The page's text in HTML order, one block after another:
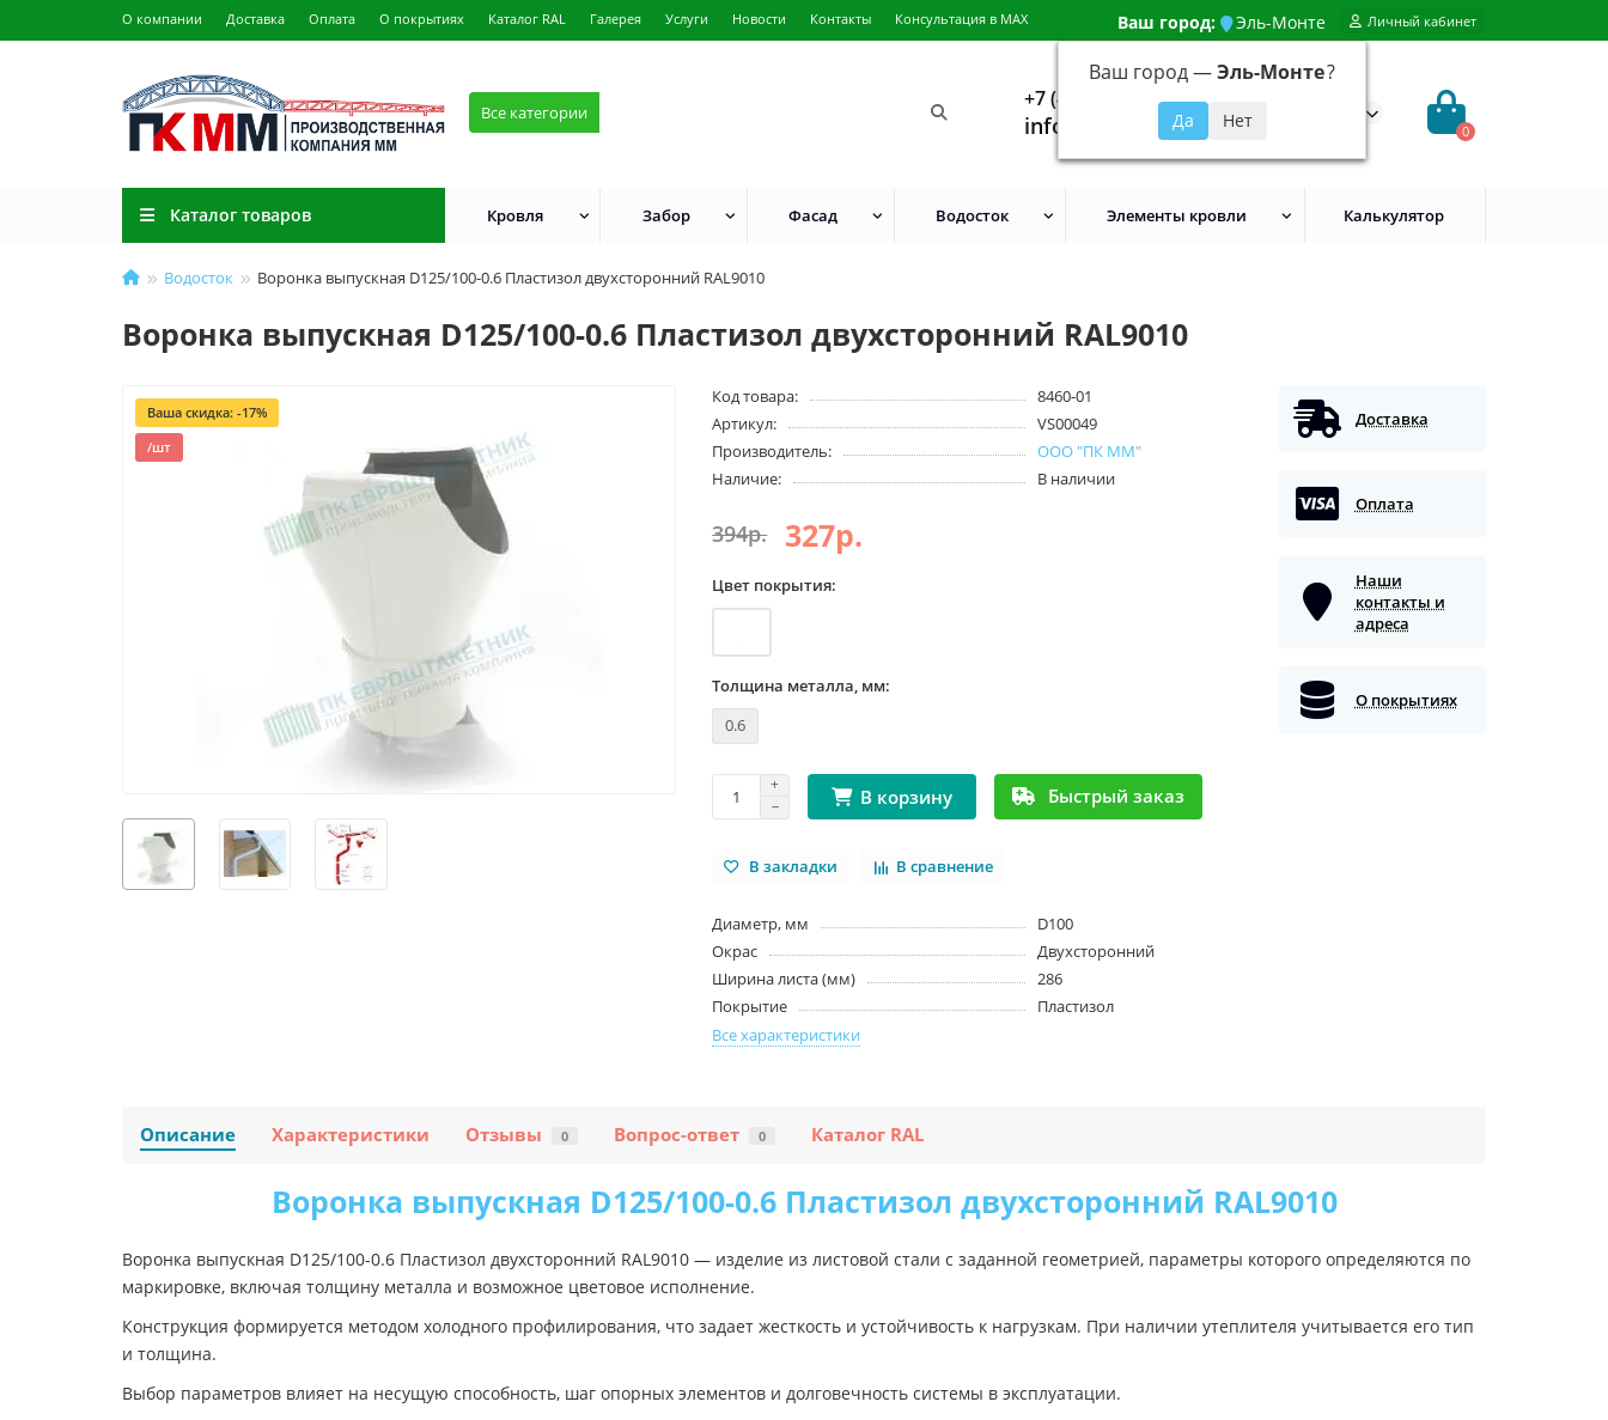
О компании Доставка Оплата О покрытиях Каталог RAL Галерея Услуги Новости Контакты Консультация в MAX Ваш город: Эль-Монте
Ваш город —Эль-Монте?
Личный кабинет
Все категории
+7 (499) 648-92-94
info@evroshtaketnikmoskva.ru 0
Каталог товаров Кровля Забор Фасад Водосток Элементы кровли Калькулятор
Водосток Воронка выпускная D125/100-0.6 Пластизол двухсторонний RAL9010
Воронка выпускная D125/100-0.6 Пластизол двухсторонний RAL9010
Ваша скидка: -17%
/шт
Код товара:
8460-01
Артикул:
VS00049
Производитель:
ООО "ПК ММ"
Наличие:
В наличии
394р. 327р.
Цвет покрытия:
Толщина металла, мм:
0.6
В корзину Быстрый заказ
В закладки В сравнение
Диаметр, мм
D100
Окрас
Двухсторонний
Ширина листа (мм)
286
Покрытие
Пластизол
Все характеристики
Доставка
Оплата
Наши
контакты и
адреса
О покрытиях
Описание Характеристики Отзывы 0 Вопрос-ответ 0 Каталог RAL
Воронка выпускная D125/100-0.6 Пластизол двухсторонний RAL9010
Воронка выпускная D125/100-0.6 Пластизол двухсторонний RAL9010 — изделие из листовой стали с заданной геометрией, параметры которого определяются по
маркировке, включая толщину металла и возможное цветовое исполнение.
Конструкция формируется методом холодного профилирования, что задает жесткость и устойчивость к нагрузкам. При наличии утеплителя учитывается его тип
и толщина.
Выбор параметров влияет на несущую способность, шаг опорных элементов и долговечность системы в эксплуатации.